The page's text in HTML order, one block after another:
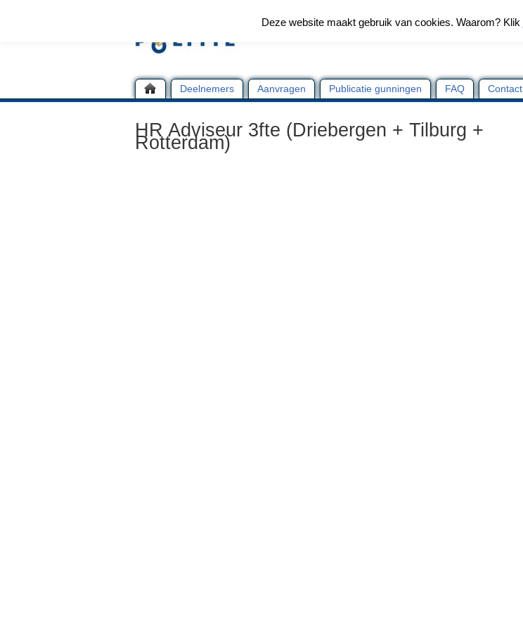
Deelnemers Aanvragen Publicatie gunningen FAQ Contact
HR Adviseur 3fte (Driebergen + Tilburg +
Rotterdam)
Deze website maakt gebruik van cookies. Waarom? Klik